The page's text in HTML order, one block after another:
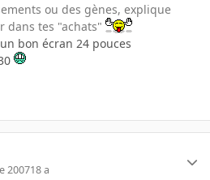
ou des gènes, explique
dans tes "achats"
bon écran 24 pouces
200718 a